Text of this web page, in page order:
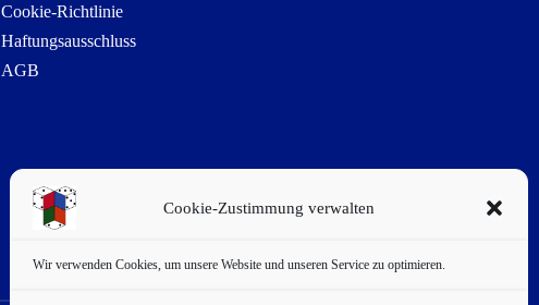
Cookie-Zustimmung verwalten
Wir verwenden Cookies, um unsere Website und unseren Service zu optimieren.
Cookie-Richtlinie
Haftungsausschluss
AGB